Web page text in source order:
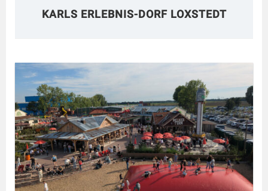
KARLS ERLEBNIS-DORF LOXSTEDT